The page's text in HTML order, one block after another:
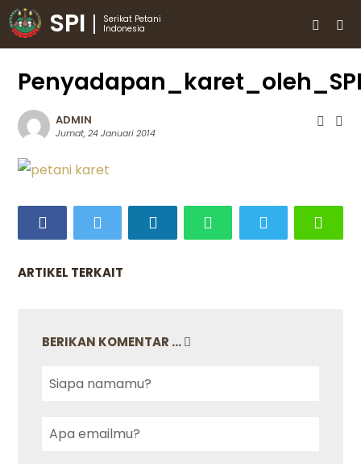
SPI
Serikat Petani
Indonesia
ADMIN
Jumat, 24 Januari 2014
ARTIKEL TERKAIT
BERIKAN KOMENTAR ...